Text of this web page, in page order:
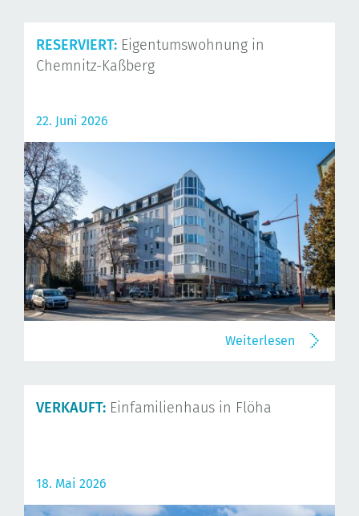
RESERVIERT: Eigentumswohnung in
Chemnitz-Kaßberg
22. Juni 2026
Weiterlesen
VERKAUFT: Einfamilienhaus in Flöha
18. Mai 2026